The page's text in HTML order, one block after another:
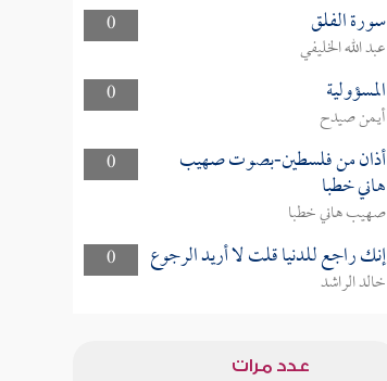
0
سورة الفلق
عبد الله الخليفي
0
المسؤولية
أيمن صيدح
0
أذان من فلسطين-بصوت صهيب
هاني خطبا
صهيب هاني خطبا
0
إنك راجع للدنيا قلت لا أريد الرجوع
خالد الراشد
عدد مرات